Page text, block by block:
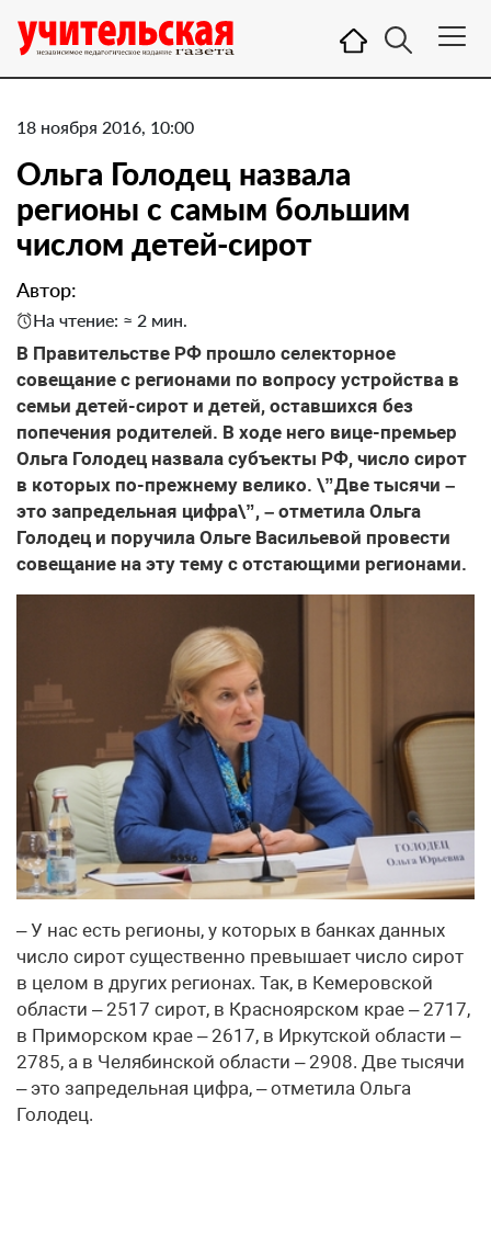
18 ноября 2016, 10:00
Ольга Голодец назвала
регионы с самым большим
числом детей-сирот
Автор:
На чтение: ≈ 2 мин.
В Правительстве РФ прошло селекторное
совещание с регионами по вопросу устройства в
семьи детей-сирот и детей, оставшихся без
попечения родителей. В ходе него вице-премьер
Ольга Голодец назвала субъекты РФ, число сирот
в которых по-прежнему велико. \”Две тысячи –
это запредельная цифра\”, – отметила Ольга
Голодец и поручила Ольге Васильевой провести
совещание на эту тему с отстающими регионами.
– У нас есть регионы, у которых в банках данных
число сирот существенно превышает число сирот
в целом в других регионах. Так, в Кемеровской
области – 2517 сирот, в Красноярском крае – 2717,
в Приморском крае – 2617, в Иркутской области –
2785, а в Челябинской области – 2908. Две тысячи
– это запредельная цифра, – отметила Ольга
Голодец.